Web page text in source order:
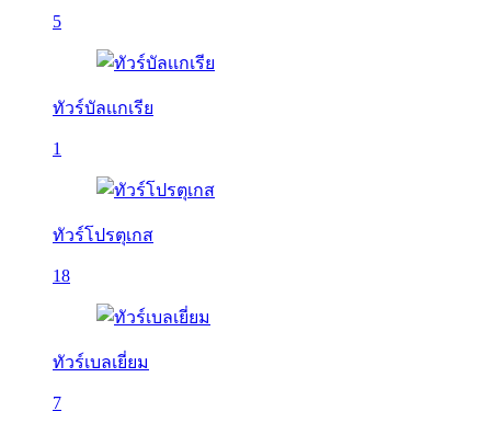
5
ทัวร์บัลเเกเรีย
1
ทัวร์โปรตุเกส
18
ทัวร์เบลเยี่ยม
7